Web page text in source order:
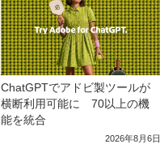
ChatGPTでアドビ製ツールが
横断利用可能に 70以上の機
能を統合
2026年8月6日